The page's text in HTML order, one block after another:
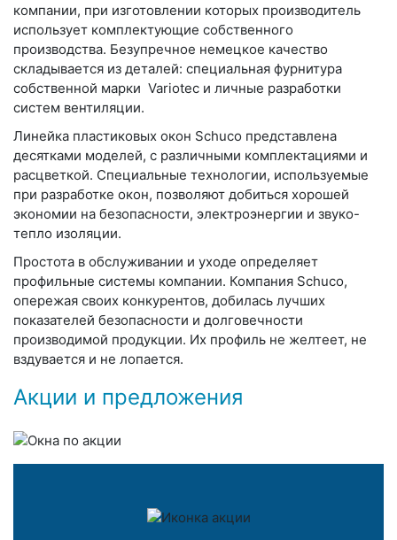
компании, при изготовлении которых производитель
использует комплектующие собственного
производства. Безупречное немецкое качество
складывается из деталей: специальная фурнитура
собственной марки Variotec и личные разработки
систем вентиляции.
Линейка пластиковых окон Schuco представлена
десятками моделей, с различными комплектациями и
расцветкой. Специальные технологии, используемые
при разработке окон, позволяют добиться хорошей
экономии на безопасности, электроэнергии и звуко-
тепло изоляции.
Простота в обслуживании и уходе определяет
профильные системы компании. Компания Schuco,
опережая своих конкурентов, добилась лучших
показателей безопасности и долговечности
производимой продукции. Их профиль не желтеет, не
вздувается и не лопается.
Акции и предложения